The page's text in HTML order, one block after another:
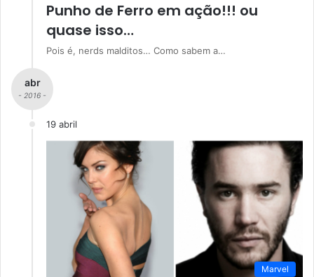
Punho de Ferro em ação!!! ou
quase isso…
Pois é, nerds malditos… Como sabem a…
abr
- 2016 -
19 abril
Marvel